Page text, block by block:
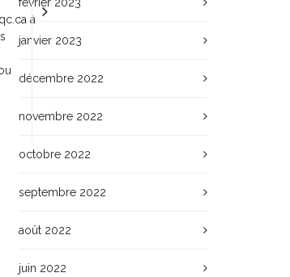
à
janvier 2023
décembre 2022
novembre 2022
octobre 2022
septembre 2022
août 2022
juin 2022